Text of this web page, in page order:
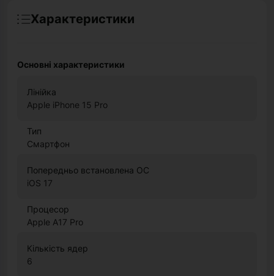
Характеристики
Основні характеристики
Лінійка
Apple iPhone 15 Pro
Тип
Смартфон
Попередньо встановлена ОС
iOS 17
Процесор
Apple A17 Pro
Кількість ядер
6